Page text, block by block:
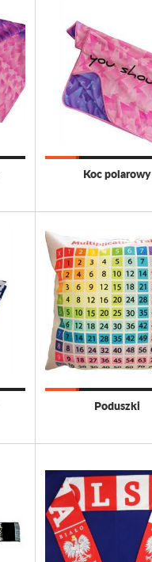
Koc polarowy
Poduszki